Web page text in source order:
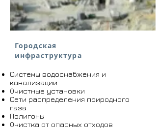
Городская
инфраструктура
Системы водоснабжения и
канализации
Очистные установки
Сети распределения природного
газа
Полигоны
Очистка от опасных отходов